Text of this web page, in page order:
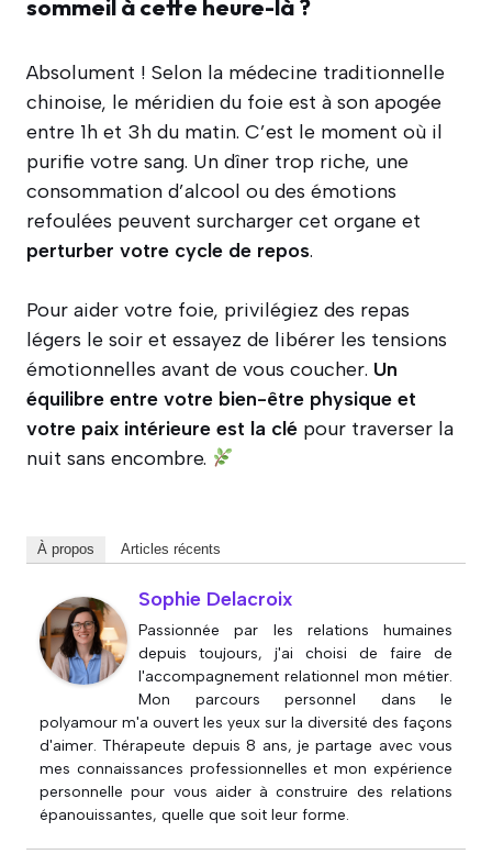
sommeil à cette heure-là ?
Absolument ! Selon la médecine traditionnelle
chinoise, le méridien du foie est à son apogée
entre 1h et 3h du matin. C’est le moment où il
purifie votre sang. Un dîner trop riche, une
consommation d’alcool ou des émotions
refoulées peuvent surcharger cet organe et
perturber votre cycle de repos.
Pour aider votre foie, privilégiez des repas
légers le soir et essayez de libérer les tensions
émotionnelles avant de vous coucher. Un
équilibre entre votre bien-être physique et
votre paix intérieure est la clé pour traverser la
nuit sans encombre.
À propos Articles récents
Sophie Delacroix
Passionnée par les relations humaines
depuis toujours, j'ai choisi de faire de
l'accompagnement relationnel mon métier.
Mon parcours personnel dans le
polyamour m'a ouvert les yeux sur la diversité des façons
d'aimer. Thérapeute depuis 8 ans, je partage avec vous
mes connaissances professionnelles et mon expérience
personnelle pour vous aider à construire des relations
épanouissantes, quelle que soit leur forme.